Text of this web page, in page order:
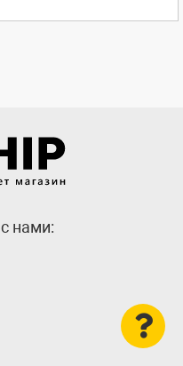
нами: